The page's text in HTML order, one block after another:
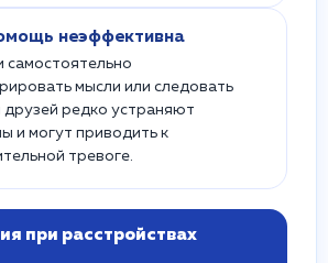
неэффективна
самостоятельно
мысли или следовать
друзей редко устраняют
и могут приводить к
тревоге.
при расстройствах